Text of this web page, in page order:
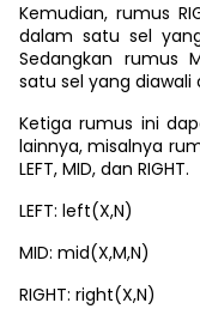
Kemudian, rumus
dalam satu sel
Sedangkan rumus
satu sel yang diawali
Ketiga rumus ini
lainnya, misalnya
LEFT, MID, dan RIGHT.
LEFT: left(X,N)
MID: mid(X,M,N)
RIGHT: right(X,N)